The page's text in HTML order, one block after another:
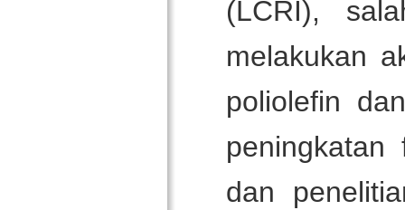
(LCRI),
melakukan
poliolefin
dan